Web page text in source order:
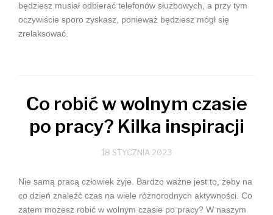
będziesz musiał odbierać telefonów służbowych, a przy tym
oczywiście sporo zyskasz, ponieważ będziesz mógł się
zrelaksować.
Co robić w wolnym czasie
po pracy? Kilka inspiracji
18 STYCZNIA 2023
Nie samą pracą człowiek żyje. Bardzo ważne jest to, żeby na
co dzień znaleźć czas na wiele różnorodnych aktywności. Co
zatem możesz robić w wolnym czasie po pracy? W naszym